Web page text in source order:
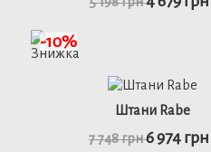
46 48 50
Штани Rabe
7 748 грн6 974 грн
-10%